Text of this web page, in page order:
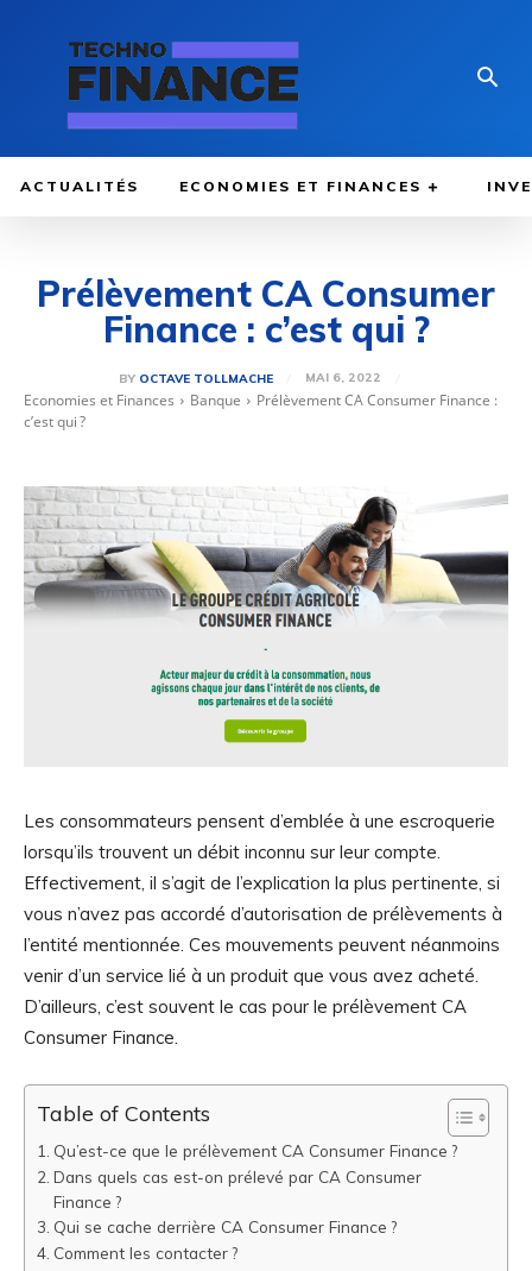
ACTUALITÉS ECONOMIES ET FINANCES
Prélèvement CA Consumer
Finance : c’est qui ?
BY OCTAVE TOLLMACHE MAI 6, 2022
Economies et Finances Banque
Prélèvement CA Consumer Finance :
c’est qui ?
Les consommateurs pensent d’emblée à une escroquerie
lorsqu’ils trouvent un débit inconnu sur leur compte.
Effectivement, il s’agit de l’explication la plus pertinente, si
vous n’avez pas accordé d’autorisation de prélèvements à
l’entité mentionnée. Ces mouvements peuvent néanmoins
venir d’un service lié à un produit que vous avez acheté.
D’ailleurs, c’est souvent le cas pour le prélèvement CA
Consumer Finance.
Table of Contents
Qu’est-ce que le prélèvement CA Consumer Finance ?
Dans quels cas est-on prélevé par CA Consumer
Finance ?
Qui se cache derrière CA Consumer Finance ?
Comment les contacter ?